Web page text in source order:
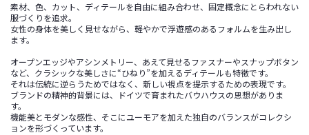
素材、色、カット、ディテールを自由に組み合わせ、固定概念にとらわれない
服づくりを追求。
女性の身体を美しく見せながら、軽やかで浮遊感のあるフォルムを生み出し
ます。
オープンエッジやアシンメトリー、あえて見せるファスナーやスナップボタン
など、クラシックな美しさに“ひねり”を加えるディテールも特徴です。
それは伝統に逆らうためではなく、新しい視点を提示するための表現です。
ブランドの精神的背景には、ドイツで育まれたバウハウスの思想がありま
す。
機能美とモダンな感性、そこにユーモアを加えた独自のバランスがコレクシ
ョンを形づくっています。